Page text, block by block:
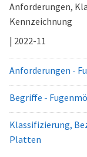
Anforderungen,
Kennzeichnung
| 2022-11
Anforderungen -
Begriffe -
Klassifizierung,
Platten